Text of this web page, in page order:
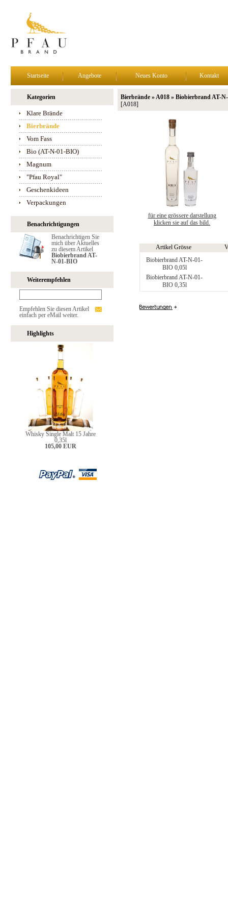
Startseite Angebote Neues Konto Kontakt
Kategorien
Klare Brände
Bierbrände
Vom Fass
Bio (AT-N-01-BIO)
Magnum
"Pfau Royal"
Geschenkideen
Verpackungen
Benachrichtigungen
Benachrichtigen Sie
mich über Aktuelles
zu diesem Artikel
Biobierbrand AT-
N-01-BIO
Weiterempfehlen
Empfehlen Sie diesen Artikel
einfach per eMail weiter.
Highlights
Whisky Single Malt 15 Jahre
0,35l
105,00 EUR
Bierbrände » A018 » Biobierbrand AT-
[A018]
für eine grössere darstellung
klicken sie auf das bild.
Artikel Grösse
Biobierbrand AT-N-01-
BIO 0,05l
Biobierbrand AT-N-01-
BIO 0,35l